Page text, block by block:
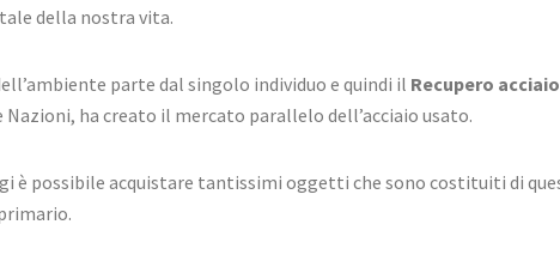
della nostra vita.
parte dal singolo individuo e quindi il Recupero
ha creato il mercato parallelo dell’acciaio usato.
è possibile acquistare tantissimi oggetti che sono costituiti di